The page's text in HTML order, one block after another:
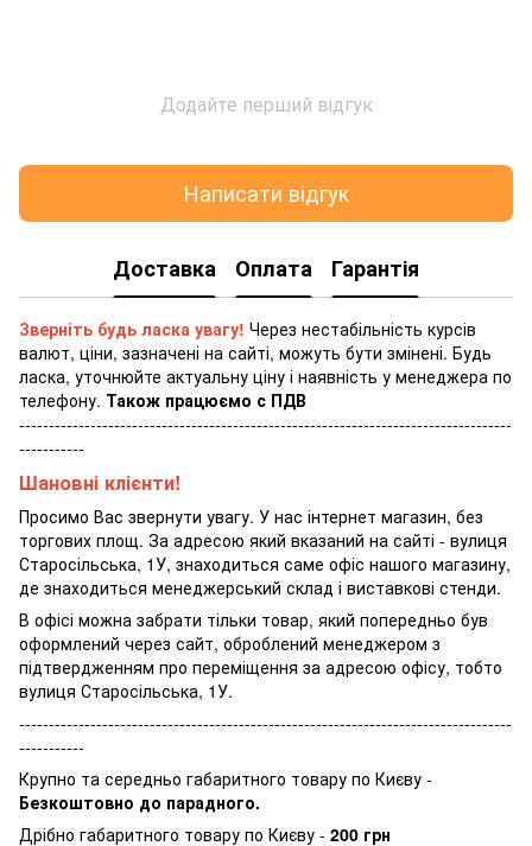
Додайте перший відгук
Написати відгук
Доставка Оплата Гарантія
Зверніть будь ласка увагу! Через нестабільність курсів
валют, ціни, зазначені на сайті, можуть бути змінені. Будь
ласка, уточнюйте актуальну ціну і наявність у менеджера по
телефону. Також працюємо с ПДВ
-----------------------------------------------------------------------------------
-----------
Шановні клієнти!
Просимо Вас звернути увагу. У нас інтернет магазин, без
торгових площ. За адресою який вказаний на сайті - вулиця
Старосільська, 1У, знаходиться саме офіс нашого магазину,
де знаходиться менеджерський склад і виставкові стенди.
В офісі можна забрати тільки товар, який попередньо був
оформлений через сайт, оброблений менеджером з
підтвердженням про переміщення за адресою офісу, тобто
вулиця Старосільська, 1У.
-----------------------------------------------------------------------------------
-----------
Крупно та середньо габаритного товару по Києву -
Безкоштовно до парадного.
Дрібно габаритного товару по Києву - 200 грн